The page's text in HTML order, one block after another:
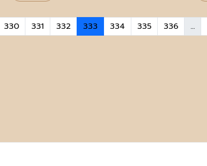
330 331 332 333 334 335 336 ...